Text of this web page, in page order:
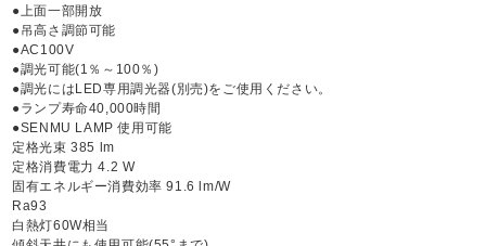
●上面一部開放
●吊高さ調節可能
●AC100V
●調光可能(1％～100％)
●調光にはLED専用調光器(別売)をご使用ください。
●ランプ寿命40,000時間
●SENMU LAMP 使用可能
定格光束 385 lm
定格消費電力 4.2 W
固有エネルギー消費効率 91.6 lm/W
Ra93
白熱灯60W相当